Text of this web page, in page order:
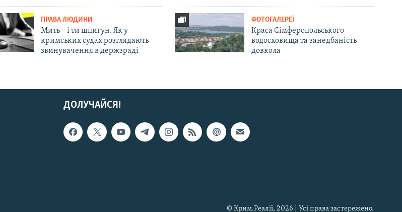
ПРАВА ЛЮДИНИ
Мить – і ти шпигун. Як у
кримських судах розглядають
звинувачення в держзраді
ФОТОГАЛЕРЕЇ
Краса Сімферопольського
водосховища та занедбаність
довкола
ДОЛУЧАЙСЯ!
© Крим.Реалії, 2026 | Усі права застережено.